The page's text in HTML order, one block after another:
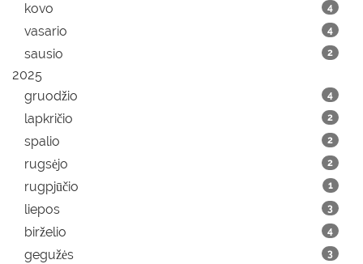
kovo 4
vasario 4
sausio 2
2025
gruodžio
4
lapkričio 2
spalio 2
rugsėjo 2
rugpjūčio 1
liepos 3
birželio 4
gegužės 3